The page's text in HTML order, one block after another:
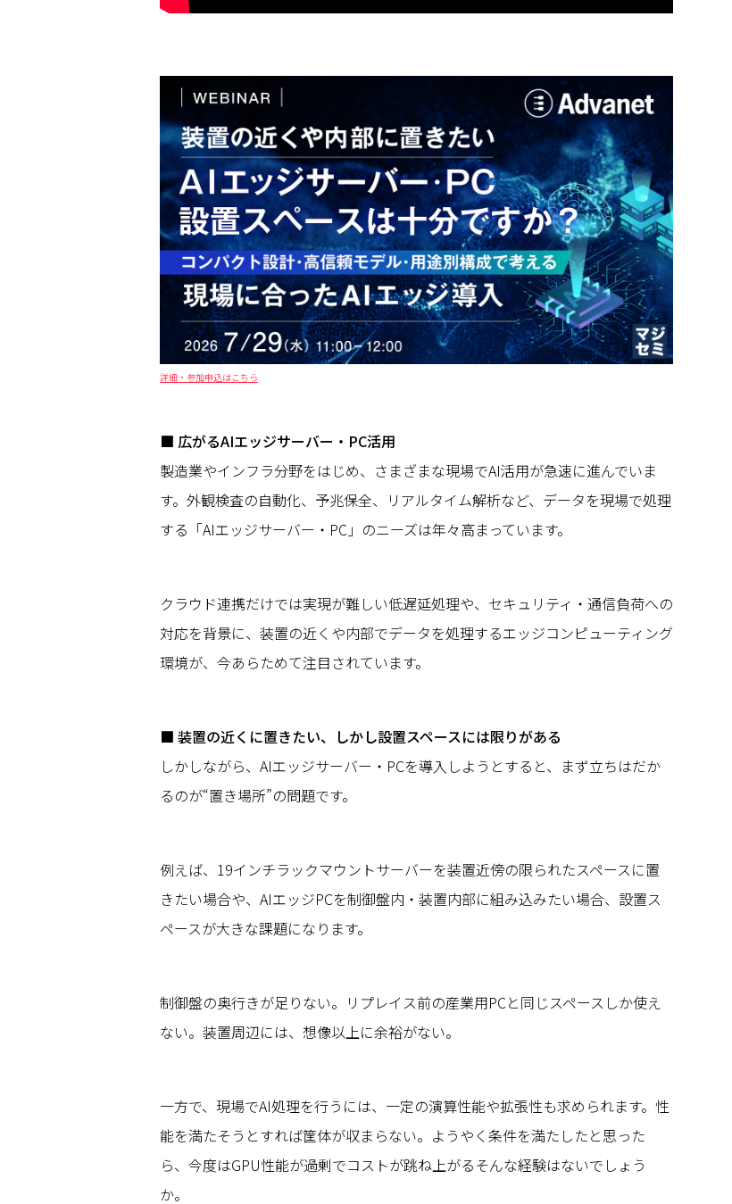
詳細・参加申込はこちら
■ 広がるAIエッジサーバー・PC活用
製造業やインフラ分野をはじめ、さまざまな現場でAI活用が急速に進んでいま
す。外観検査の自動化、予兆保全、リアルタイム解析など、データを現場で処理
する「AIエッジサーバー・PC」のニーズは年々高まっています。
クラウド連携だけでは実現が難しい低遅延処理や、セキュリティ・通信負荷への
対応を背景に、装置の近くや内部でデータを処理するエッジコンピューティング
環境が、今あらためて注目されています。
■ 装置の近くに置きたい、しかし設置スペースには限りがある
しかしながら、AIエッジサーバー・PCを導入しようとすると、まず立ちはだか
るのが“置き場所”の問題です。
例えば、19インチラックマウントサーバーを装置近傍の限られたスペースに置
きたい場合や、AIエッジPCを制御盤内・装置内部に組み込みたい場合、設置ス
ペースが大きな課題になります。
制御盤の奥行きが足りない。リプレイス前の産業用PCと同じスペースしか使え
ない。装置周辺には、想像以上に余裕がない。
一方で、現場でAI処理を行うには、一定の演算性能や拡張性も求められます。性
能を満たそうとすれば筐体が収まらない。ようやく条件を満たしたと思った
ら、今度はGPU性能が過剰でコストが跳ね上がる――そんな経験はないでしょう
か。